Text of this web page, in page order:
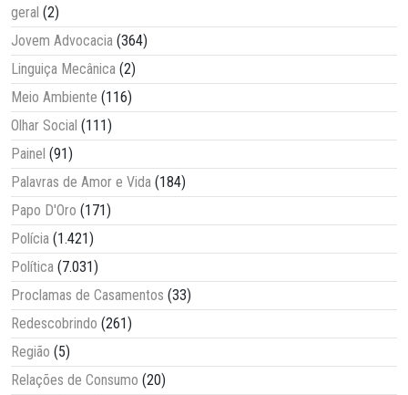
geral (2)
Jovem Advocacia (364)
Linguiça Mecânica (2)
Meio Ambiente (116)
Olhar Social (111)
Painel (91)
Palavras de Amor e Vida (184)
Papo D'Oro (171)
Polícia (1.421)
Política (7.031)
Proclamas de Casamentos (33)
Redescobrindo (261)
Região (5)
Relações de Consumo (20)